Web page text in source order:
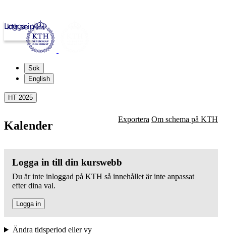
kth.se
Logga in
Sök
English
HT 2025
Kalender Exportera Om schema på KTH
Logga in till din kurswebb
Du är inte inloggad på KTH så innehållet är inte anpassat
efter dina val.
Logga in
Ändra tidsperiod eller vy